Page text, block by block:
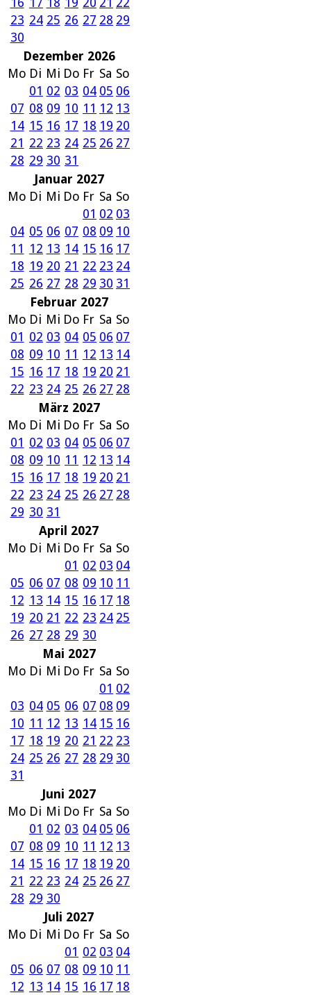
23 24 25 26 27 28 29
30
Dezember 2026
Mo Di Mi Do Fr Sa So
01 02 03 04 05 06
07 08 09 10 11 12 13
14 15 16 17 18 19 20
21 22 23 24 25 26 27
28 29 30 31
Januar 2027
Mo Di Mi Do Fr Sa So
01 02 03
04 05 06 07 08 09 10
11 12 13 14 15 16 17
18 19 20 21 22 23 24
25 26 27 28 29 30 31
Februar 2027
Mo Di Mi Do Fr Sa So
01 02 03 04 05 06 07
08 09 10 11 12 13 14
15 16 17 18 19 20 21
22 23 24 25 26 27 28
März 2027
Mo Di Mi Do Fr Sa So
01 02 03 04 05 06 07
08 09 10 11 12 13 14
15 16 17 18 19 20 21
22 23 24 25 26 27 28
29 30 31
April 2027
Mo Di Mi Do Fr Sa So
01 02 03 04
05 06 07 08 09 10 11
12 13 14 15 16 17 18
19 20 21 22 23 24 25
26 27 28 29 30
Mai 2027
Mo Di Mi Do Fr Sa So
01 02
03 04 05 06 07 08 09
10 11 12 13 14 15 16
17 18 19 20 21 22 23
24 25 26 27 28 29 30
31
Juni 2027
Mo Di Mi Do Fr Sa So
01 02 03 04 05 06
07 08 09 10 11 12 13
14 15 16 17 18 19 20
21 22 23 24 25 26 27
28 29 30
Juli 2027
Mo Di Mi Do Fr Sa So
01 02 03 04
05 06 07 08 09 10 11
12 13 14 15 16 17 18